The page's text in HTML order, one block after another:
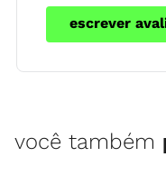
escrever
você também